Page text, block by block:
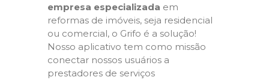
empresa especializada em
reformas de imóveis, seja residencial
ou comercial, o Grifo é a solução!
Nosso aplicativo tem como missão
conectar nossos usuários a
prestadores de serviços